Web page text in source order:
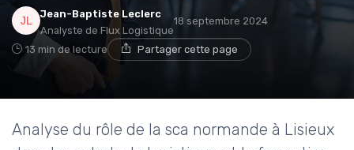
Jean-Baptiste Leclerc
Analyste de Flux Logistique
18 septembre 2024
13 min de lecture Partager cette page
Analyse du rôle de la sca normande à Lisieux